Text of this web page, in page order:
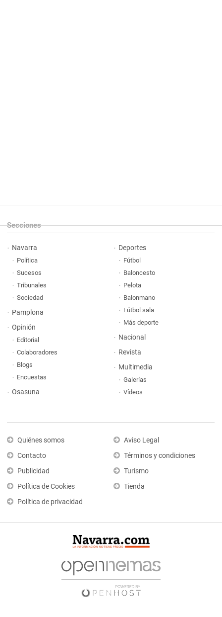
Secciones
Navarra
Política
Sucesos
Tribunales
Sociedad
Pamplona
Opinión
Editorial
Colaboradores
Blogs
Encuestas
Osasuna
Deportes
Fútbol
Baloncesto
Pelota
Balonmano
Fútbol sala
Más deporte
Nacional
Revista
Multimedia
Galerías
Vídeos
Quiénes somos
Contacto
Publicidad
Política de Cookies
Política de privacidad
Aviso Legal
Términos y condiciones
Turismo
Tienda